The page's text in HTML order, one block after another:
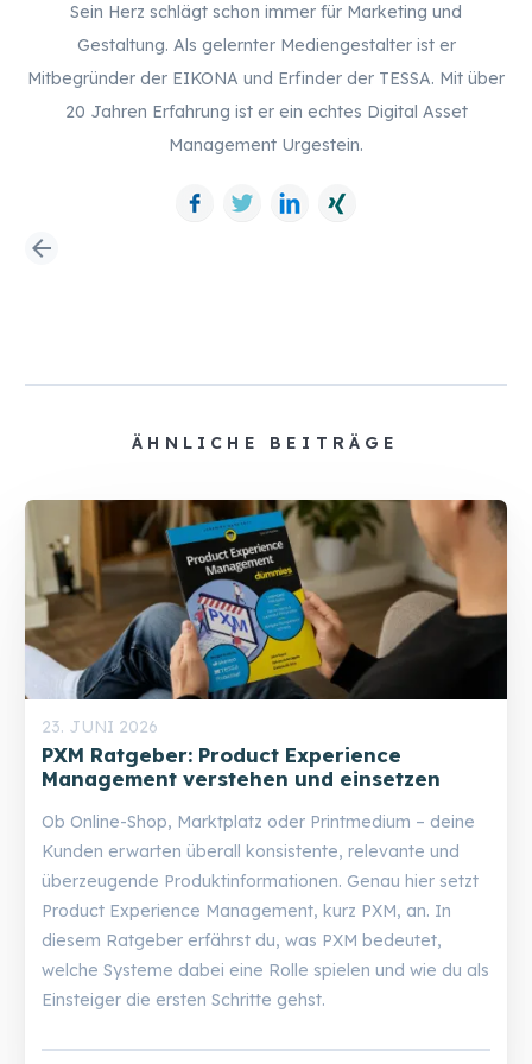
Sein Herz schlägt schon immer für Marketing und
Gestaltung. Als gelernter Mediengestalter ist er
Mitbegründer der EIKONA und Erfinder der TESSA. Mit über
20 Jahren Erfahrung ist er ein echtes Digital Asset
Management Urgestein.
Facebook
Twitter LinkedIn
arrow_back
ÄHNLICHE BEITRÄGE
23. JUNI 2026
PXM Ratgeber: Product Experience
Management verstehen und einsetzen
Ob Online-Shop, Marktplatz oder Printmedium – deine
Kunden erwarten überall konsistente, relevante und
überzeugende Produktinformationen. Genau hier setzt
Product Experience Management, kurz PXM, an. In
diesem Ratgeber erfährst du, was PXM bedeutet,
welche Systeme dabei eine Rolle spielen und wie du als
Einsteiger die ersten Schritte gehst.